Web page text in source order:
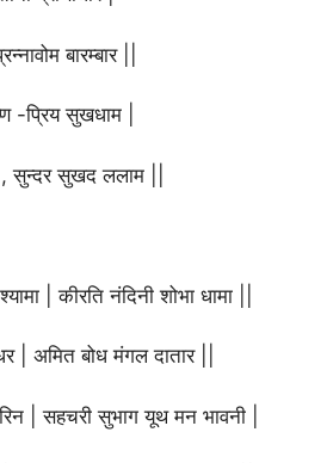
बारम्बार ||
-प्रिय सुखधाम |
सुन्दर सुखद ललाम ||
| कीरति नंदिनी शोभा धामा ||
| अमित बोध मंगल दातार ||
| सहचरी सुभाग यूथ मन भावनी |